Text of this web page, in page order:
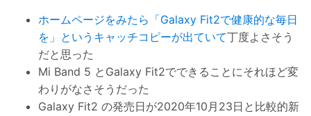
ホームページをみたら「Galaxy Fit2で健康的な毎日
を」というキャッチコピーが出ていて丁度よさそう
だと思った
Mi Band 5 とGalaxy Fit2でできることにそれほど変
わりがなさそうだった
Galaxy Fit2 の発売日が2020年10月23日と比較的新